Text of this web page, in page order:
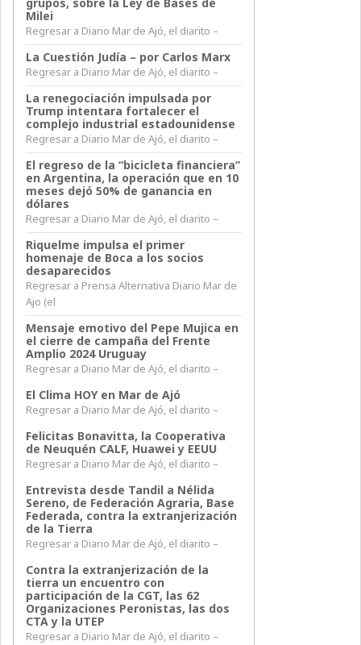
grupos, sobre la Ley de Bases de
Milei
Regresar a Diario Mar de Ajó, el diarito –
La Cuestión Judía – por Carlos Marx
Regresar a Diario Mar de Ajó, el diarito –
La renegociación impulsada por
Trump intentara fortalecer el
complejo industrial estadounidense
Regresar a Diario Mar de Ajó, el diarito –
El regreso de la “bicicleta financiera”
en Argentina, la operación que en 10
meses dejó 50% de ganancia en
dólares
Regresar a Diario Mar de Ajó, el diarito –
Riquelme impulsa el primer
homenaje de Boca a los socios
desaparecidos
Regresar a Prensa Alternativa Diario Mar de
Ajo (el
Mensaje emotivo del Pepe Mujica en
el cierre de campaña del Frente
Amplio 2024 Uruguay
Regresar a Diario Mar de Ajó, el diarito –
El Clima HOY en Mar de Ajó
Regresar a Diario Mar de Ajó, el diarito –
Felicitas Bonavitta, la Cooperativa
de Neuquén CALF, Huawei y EEUU
Regresar a Diario Mar de Ajó, el diarito –
Entrevista desde Tandil a Nélida
Sereno, de Federación Agraria, Base
Federada, contra la extranjerización
de la Tierra
Regresar a Diario Mar de Ajó, el diarito –
Contra la extranjerización de la
tierra un encuentro con
participación de la CGT, las 62
Organizaciones Peronistas, las dos
CTA y la UTEP
Regresar a Diario Mar de Ajó, el diarito –